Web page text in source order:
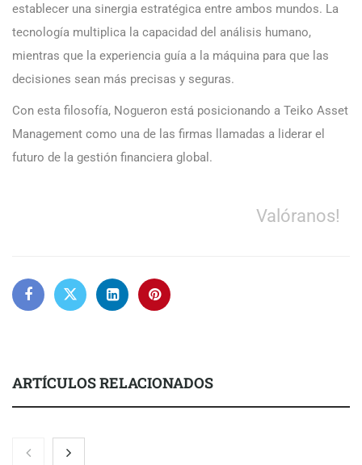
establecer una sinergia estratégica entre ambos mundos. La
tecnología multiplica la capacidad del análisis humano,
mientras que la experiencia guía a la máquina para que las
decisiones sean más precisas y seguras.
Con esta filosofía, Nogueron está posicionando a Teiko Asset
Management como una de las firmas llamadas a liderar el
futuro de la gestión financiera global.
Valóranos!
ARTÍCULOS RELACIONADOS
Nicols presenta seis modelos de anillos de compromiso para el